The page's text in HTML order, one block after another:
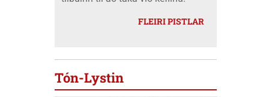
FLEIRI PISTLAR
Tón-Lystin